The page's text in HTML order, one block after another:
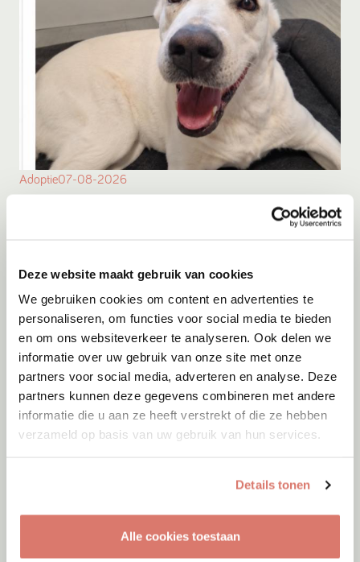
Deze website maakt gebruik van cookies
We gebruiken cookies om content en advertenties te
personaliseren, om functies voor social media te bieden
en om ons websiteverkeer te analyseren. Ook delen we
informatie over uw gebruik van onze site met onze
partners voor social media, adverteren en analyse. Deze
partners kunnen deze gegevens combineren met andere
informatie die u aan ze heeft verstrekt of die ze hebben
verzameld op basis van uw gebruik van hun services.
Details tonen
Alle cookies toestaan
Adoptie07-08-2026
Adoptie06-08-2026